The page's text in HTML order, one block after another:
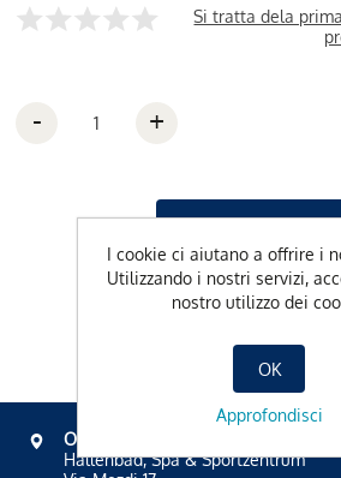
Si tratta dela
- +
OVAVERVA
Hallenbad, Spa & Sportzentrum
I cookie ci aiutano a offrire i
Utilizzando i nostri servizi,
nostro utilizzo dei
OK
Approfondisci